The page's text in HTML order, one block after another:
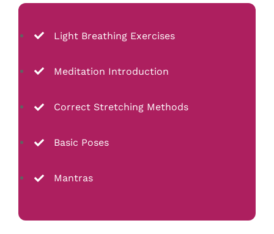
Light Breathing Exercises
Meditation Introduction
Correct Stretching Methods
Basic Poses
Mantras